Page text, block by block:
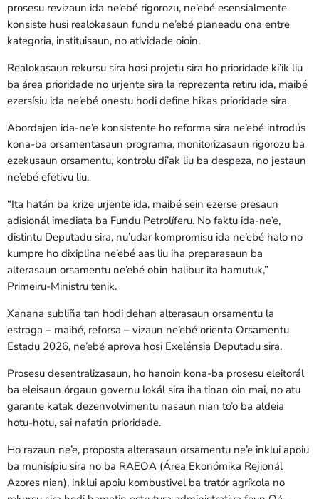
prosesu revizaun ida ne’ebé rigorozu, ne’ebé esensialmente
konsiste husi realokasaun fundu ne’ebé planeadu ona entre
kategoria, instituisaun, no atividade oioin.
Realokasaun rekursu sira hosi projetu sira ho prioridade ki’ik liu
ba área prioridade no urjente sira la reprezenta retiru ida, maibé
ezersísiu ida ne’ebé onestu hodi define hikas prioridade sira.
Abordajen ida-ne’e konsistente ho reforma sira ne’ebé introdús
kona-ba orsamentasaun programa, monitorizasaun rigorozu ba
ezekusaun orsamentu, kontrolu di’ak liu ba despeza, no jestaun
ne’ebé efetivu liu.
“Ita hatán ba krize urjente ida, maibé sein ezerse presaun
adisionál imediata ba Fundu Petrolíferu. No faktu ida-ne’e,
distintu Deputadu sira, nu’udar kompromisu ida ne’ebé halo no
kumpre ho dixiplina ne’ebé aas liu iha preparasaun ba
alterasaun orsamentu ne’ebé ohin halibur ita hamutuk,”
Primeiru-Ministru tenik.
Xanana subliña tan hodi dehan alterasaun orsamentu la
estraga – maibé, reforsa – vizaun ne’ebé orienta Orsamentu
Estadu 2026, ne’ebé aprova hosi Exelénsia Deputadu sira.
Prosesu desentralizasaun, ho hanoin kona-ba prosesu eleitorál
ba eleisaun órgaun governu lokál sira iha tinan oin mai, no atu
garante katak dezenvolvimentu nasaun nian to’o ba aldeia
hotu-hotu, sai nafatin prioridade.
Ho razaun ne’e, proposta alterasaun orsamentu ne’e inklui apoiu
ba munisípiu sira no ba RAEOA (Área Ekonómika Rejionál
Azores nian), inklui apoiu kombustivel ba tratór agríkola no